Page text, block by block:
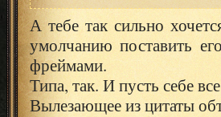
А тебе так сильно
умолчанию поставить
фреймами.
Типа, так. И пусть себе
Вылезающее из цитаты